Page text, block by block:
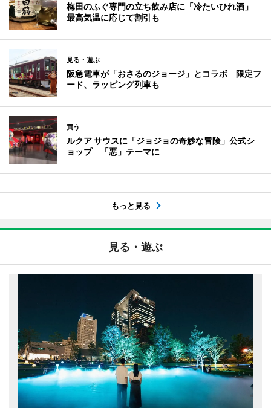
梅田のふぐ専門の立ち飲み店に「冷たいひれ酒」
最高気温に応じて割引も
見る・遊ぶ
阪急電車が「おさるのジョージ」とコラボ 限定フ
ード、ラッピング列車も
買う
ルクア サウスに「ジョジョの奇妙な冒険」公式シ
ョップ 「悪」テーマに
もっと見る
見る・遊ぶ